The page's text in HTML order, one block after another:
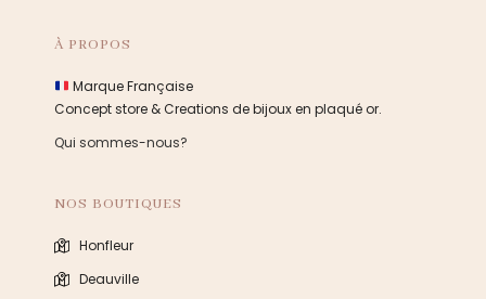
À PROPOS
Marque Française
Concept store & Creations de bijoux en plaqué or.
Qui sommes-nous?
NOS BOUTIQUES
Honfleur
Deauville